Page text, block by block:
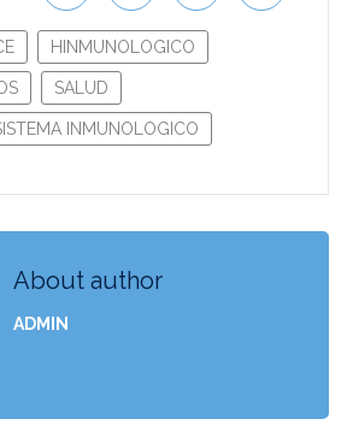
HINMUNOLOGICO
SALUD
INMUNOLOGICO
About author
ADMIN